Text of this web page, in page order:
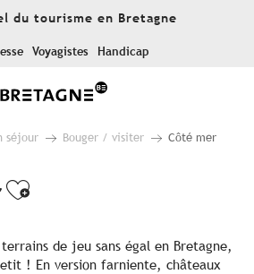
du tourisme en Bretagne
Voyagistes Handicap
séjour Bouger / visiter Côté mer
Ajouter aux
terrains de jeu sans égal en Bretagne,
! En version farniente, châteaux